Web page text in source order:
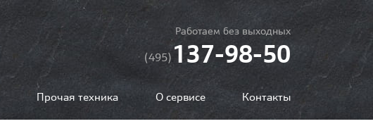
Работаем без выходных
(495)137-98-50
Прочая техника О сервисе Контакты